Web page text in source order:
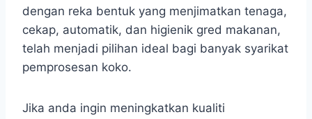
dengan reka bentuk yang menjimatkan tenaga,
cekap, automatik, dan higienik gred makanan,
telah menjadi pilihan ideal bagi banyak syarikat
pemprosesan koko.
Jika anda ingin meningkatkan kualiti